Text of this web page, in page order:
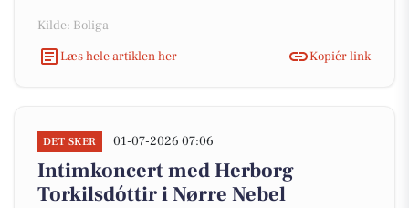
Kilde: Boliga
Læs hele artiklen her
Kopiér link
DET SKER 01-07-2026 07:06
Intimkoncert med Herborg
Torkilsdóttir i Nørre Nebel